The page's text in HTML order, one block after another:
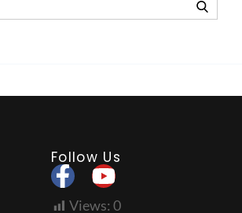
Follow Us
Views: 0